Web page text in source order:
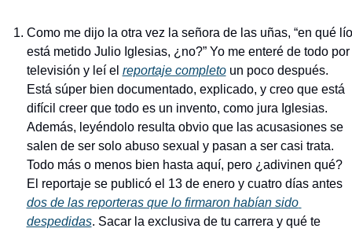
Como me dijo la otra vez la señora de las uñas, “en qué lío
está metido Julio Iglesias, ¿no?” Yo me enteré de todo por
televisión y leí el reportaje completo un poco después.
Está súper bien documentado, explicado, y creo que está
difícil creer que todo es un invento, como jura Iglesias.
Además, leyéndolo resulta obvio que las acusasiones se
salen de ser solo abuso sexual y pasan a ser casi trata.
Todo más o menos bien hasta aquí, pero ¿adivinen qué?
El reportaje se publicó el 13 de enero y cuatro días antes
dos de las reporteras que lo firmaron habían sido
despedidas. Sacar la exclusiva de tu carrera y qué te